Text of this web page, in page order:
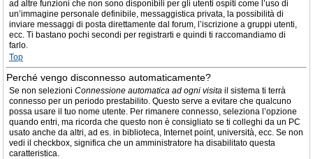
ad altre funzioni che non sono disponibili per gli utenti ospiti come l’uso di
un’immagine personale definibile, messaggistica privata, la possibilità di
inviare messaggi di posta direttamente dal forum, l’iscrizione a gruppi utenti,
ecc. Ti bastano pochi secondi per registrarti e quindi ti raccomandiamo di
farlo.
Top
Perché vengo disconnesso automaticamente?
Se non selezioni Connessione automatica ad ogni visita il sistema ti terrà
connesso per un periodo prestabilito. Questo serve a evitare che qualcuno
possa usare il tuo nome utente. Per rimanere connesso, seleziona l’opzione
quando entri, ma ricorda che questo non è consigliato se ti colleghi da un PC
usato anche da altri, ad es. in biblioteca, Internet point, università, ecc. Se non
vedi il checkbox, significa che un amministratore ha disabilitato questa
caratteristica.